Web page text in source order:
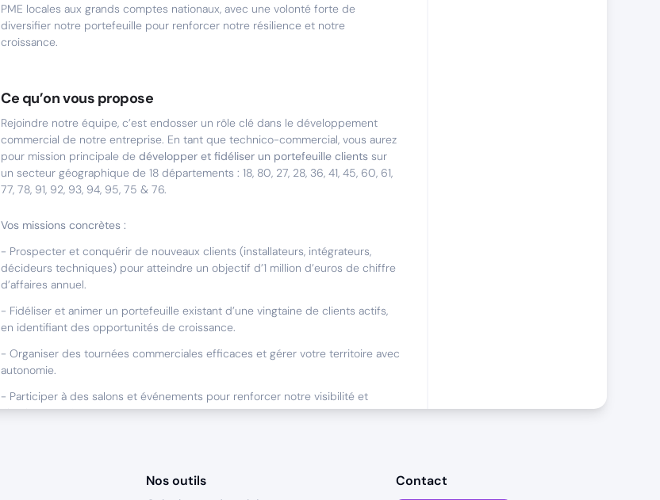
PME locales aux grands comptes nationaux, avec une volonté forte de
diversifier notre portefeuille pour renforcer notre résilience et notre
croissance.
Ce qu’on vous propose
Rejoindre notre équipe, c’est endosser un rôle clé dans le développement
commercial de notre entreprise. En tant que technico-commercial, vous aurez
pour mission principale de développer et fidéliser un portefeuille clients sur
un secteur géographique de 18 départements : 18, 80, 27, 28, 36, 41, 45, 60, 61,
77, 78, 91, 92, 93, 94, 95, 75 & 76.
Vos missions concrètes :
- Prospecter et conquérir de nouveaux clients (installateurs, intégrateurs,
décideurs techniques) pour atteindre un objectif d’1 million d’euros de chiffre
d’affaires annuel.
- Fidéliser et animer un portefeuille existant d’une vingtaine de clients actifs,
en identifiant des opportunités de croissance.
- Organiser des tournées commerciales efficaces et gérer votre territoire avec
autonomie.
- Participer à des salons et événements pour renforcer notre visibilité et
élargir votre réseau.
Nos outils
Contact